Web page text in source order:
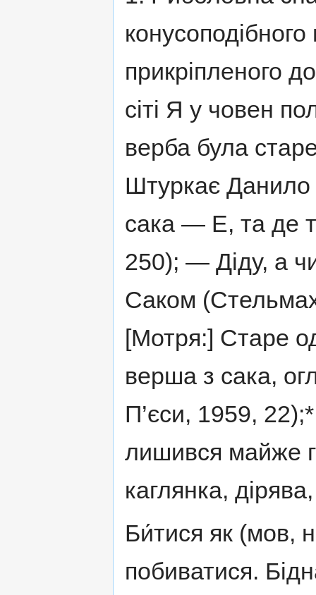
прикріпленого
сіті Я у човен
верба була
Штуркає
сака — Е, та де
250); — Діду, а
Саком
[Мотря:] Старе
верша з сака,
П’єси, 1959,
лишився майже
каглянка,
Би́тися як (мов,
побиватися.